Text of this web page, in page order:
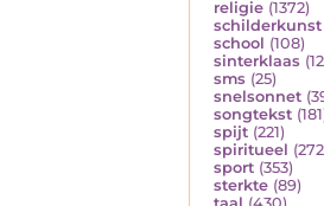
religie (1372)
schilderkunst
school (108)
sinterklaas
sms (25)
snelsonnet
songtekst
spijt (221)
spiritueel
sport (353)
sterkte (89)